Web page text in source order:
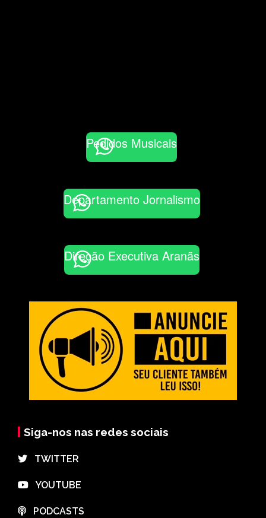
Pedidos Musicais
Departamento Jornalismo
Direção Executiva Aranãs
Siga-nos nas redes sociais
⠀TWITTER
⠀YOUTUBE
⠀PODCASTS